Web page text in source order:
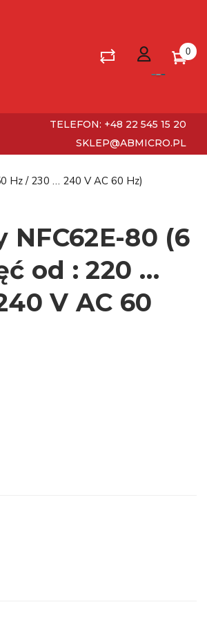
0
TELEFON: +48 22 545 15 20
SKLEP@ABMICRO.PL
Hz / 230 … 240 V AC 60 Hz)
80 (6
od : 220 …
V AC 60